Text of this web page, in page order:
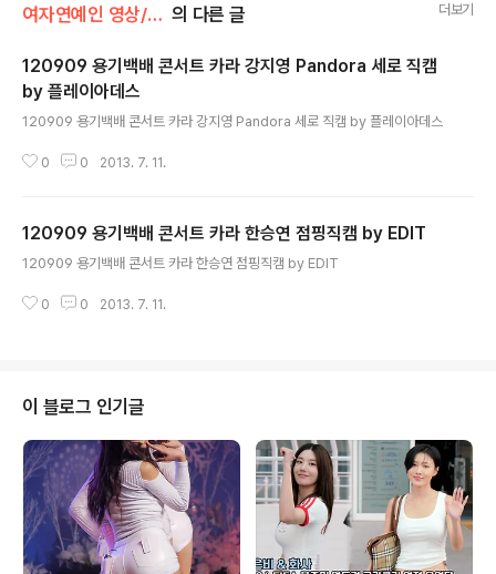
여자연예인 영상/카라 의 다른 글 더보기
120909 용기백배 콘서트 카라 강지영 Pandora 세로 직캠
by 플레이아데스
120909 용기백배 콘서트 카라 강지영 Pandora 세로 직캠 by 플레이아데스
0 0 2013. 7. 11.
120909 용기백배 콘서트 카라 한승연 점핑직캠 by EDIT
120909 용기백배 콘서트 카라 한승연 점핑직캠 by EDIT
0 0 2013. 7. 11.
이 블로그 인기글